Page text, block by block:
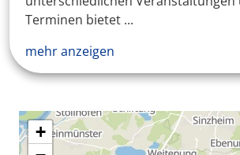
Terminen bietet ...
mehr anzeigen
+